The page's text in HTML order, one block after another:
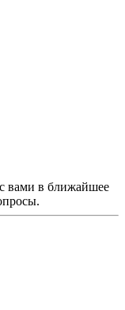
вами в ближайшее